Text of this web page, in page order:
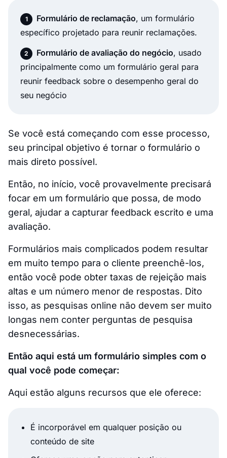
Formulário de reclamação, um formulário
específico projetado para reunir reclamações.
Formulário de avaliação do negócio, usado
principalmente como um formulário geral para
reunir feedback sobre o desempenho geral do
seu negócio
Se você está começando com esse processo,
seu principal objetivo é tornar o formulário o
mais direto possível.
Então, no início, você provavelmente precisará
focar em um formulário que possa, de modo
geral, ajudar a capturar feedback escrito e uma
avaliação.
Formulários mais complicados podem resultar
em muito tempo para o cliente preenchê-los,
então você pode obter taxas de rejeição mais
altas e um número menor de respostas. Dito
isso, as pesquisas online não devem ser muito
longas nem conter perguntas de pesquisa
desnecessárias.
Então aqui está um formulário simples com o
qual você pode começar:
Aqui estão alguns recursos que ele oferece:
É incorporável em qualquer posição ou
conteúdo de site